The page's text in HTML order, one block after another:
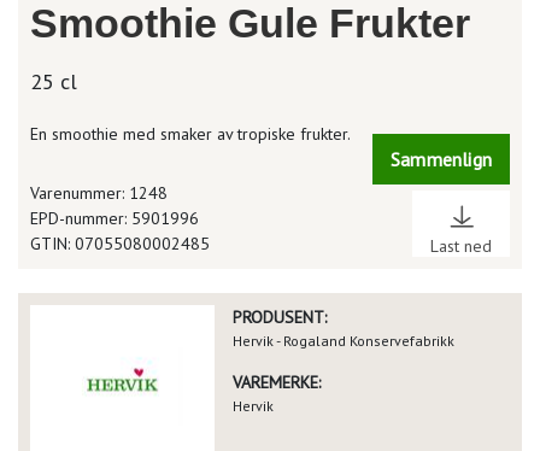
Smoothie Gule Frukter
25 cl
En smoothie med smaker av tropiske frukter.
Sammenlign
Last ned
Varenummer: 1248
EPD-nummer: 5901996
GTIN: 07055080002485
PRODUSENT:
Hervik - Rogaland Konservefabrikk
VAREMERKE:
Hervik